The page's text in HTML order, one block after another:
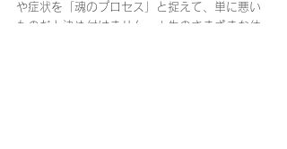
や症状を「魂のプロセス」と捉えて、単に悪い
ものだと決め付けません。人生のさまざまな体